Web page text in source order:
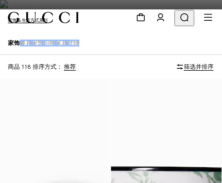
家饰 & 生活方式系列
家饰 餐具 家饰 织物 家具 壁纸
商品 118 排序方式： 推荐 筛选并排序